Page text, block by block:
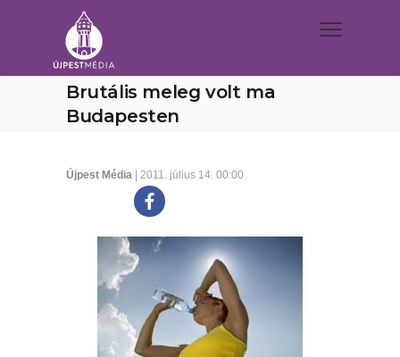
Brutális meleg volt ma
Budapesten
Újpest Média | 2011. július 14. 00:00